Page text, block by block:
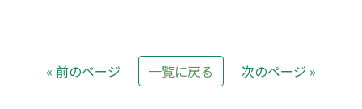
« 前のページ 一覧に戻る 次のページ »